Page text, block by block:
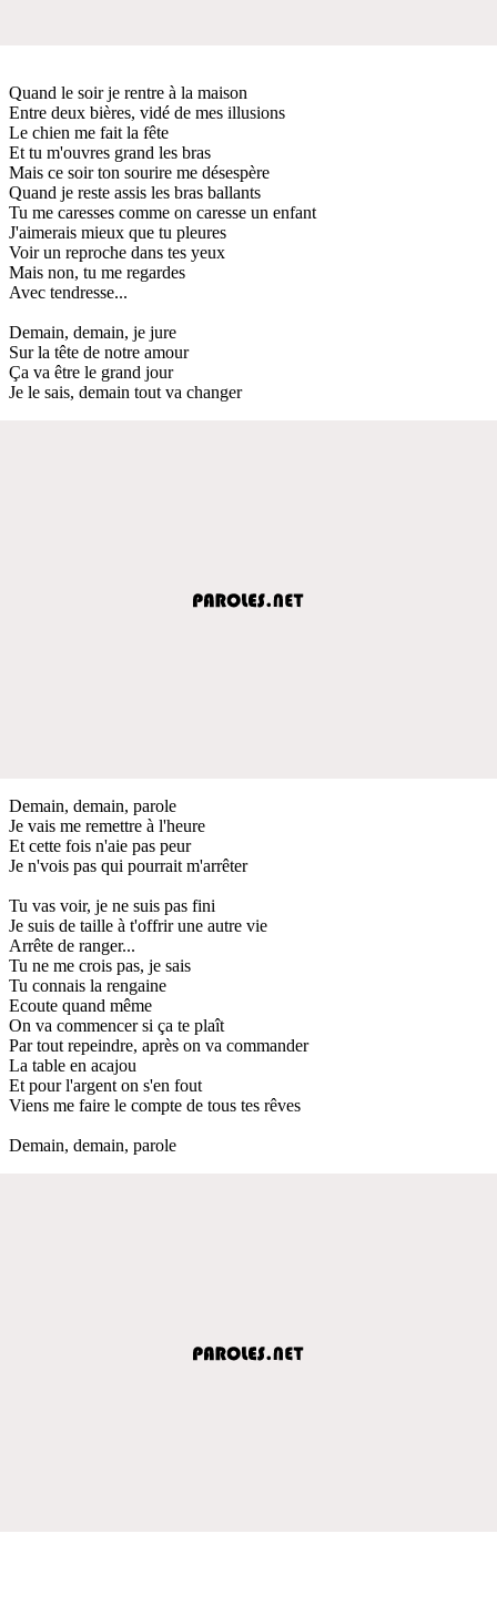
Quand le soir je rentre à la maison
Entre deux bières, vidé de mes illusions
Le chien me fait la fête
Et tu m'ouvres grand les bras
Mais ce soir ton sourire me désespère
Quand je reste assis les bras ballants
Tu me caresses comme on caresse un enfant
J'aimerais mieux que tu pleures
Voir un reproche dans tes yeux
Mais non, tu me regardes
Avec tendresse...
Demain, demain, je jure
Sur la tête de notre amour
Ça va être le grand jour
Je le sais, demain tout va changer
Demain, demain, parole
Je vais me remettre à l'heure
Et cette fois n'aie pas peur
Je n'vois pas qui pourrait m'arrêter
Tu vas voir, je ne suis pas fini
Je suis de taille à t'offrir une autre vie
Arrête de ranger...
Tu ne me crois pas, je sais
Tu connais la rengaine
Ecoute quand même
On va commencer si ça te plaît
Par tout repeindre, après on va commander
La table en acajou
Et pour l'argent on s'en fout
Viens me faire le compte de tous tes rêves
Demain, demain, parole